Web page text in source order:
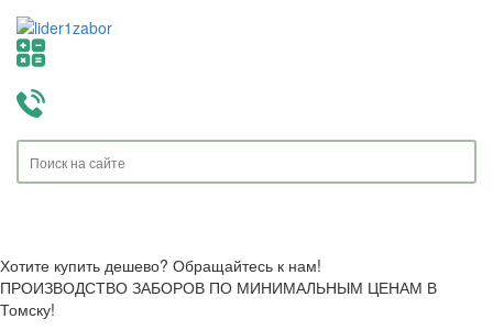
Хотите купить дешево? Обращайтесь к нам!
ПРОИЗВОДСТВО ЗАБОРОВ ПО МИНИМАЛЬНЫМ ЦЕНАМ В
Томску!